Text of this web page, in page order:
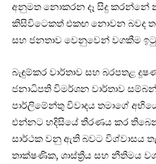
අනුමත නොකරන දෑ සිදු කරන්නේ
කිසිවිටෙකත් එකඟ නොවන බවද
සහ ජනතාව වෙනුවෙන් වගකීම
බැඳුම්කර වාර්තාව සහ බරපතළ
ජනාධිපති විමර්ශන වාර්තාව
පාර්ලිමේන්තු විවාදය තමාගේ
එන්නට හදිසියේ තීරණය කර
සාර්ථක වනු ඇති බවට විශ්වාසය
තාක්ෂණික, ශාස්ත්‍රීය සහ නීතිමය